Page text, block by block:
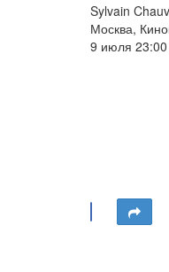
Sylvain
Москва,
9 июля 23:00